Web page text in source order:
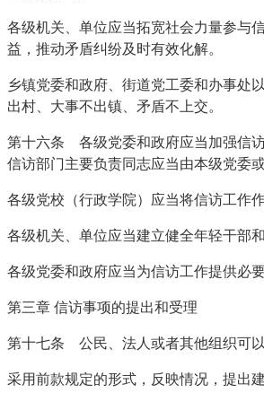
各级机关、单位应当拓宽社会力量参与
益，推动矛盾纠纷及时有效化解。
乡镇党委和政府、街道党工委和办事处
出村、大事不出镇、矛盾不上交。
第十六条 各级党委和政府应当加强信
信访部门主要负责同志应当由本级党委
各级党校（行政学院）应当将信访工作
各级机关、单位应当建立健全年轻干部
各级党委和政府应当为信访工作提供必
第三章 信访事项的提出和受理
第十七条 公民、法人或者其他组织可
采用前款规定的形式，反映情况，提出